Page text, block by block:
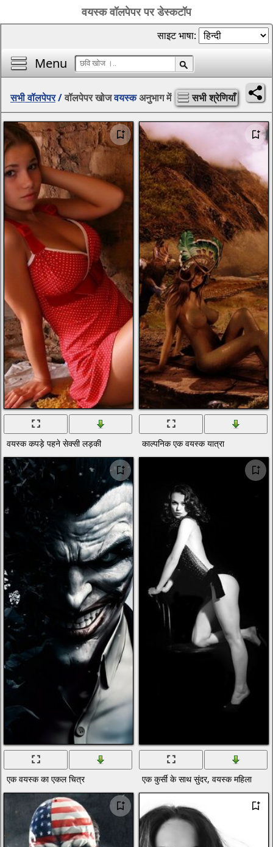
वयस्क वॉलपेपर पर डेस्कटॉप
Menu
साइट भाषा:
सभी वॉलपेपर/वॉलपेपर खोजवयस्कअनुभाग में सभी श्रेणियाँ
वयस्क कपड़े पहने सेक्सी लड़की काल्पनिक एक वयस्क यात्रा
एक वयस्क का एकल चित्र एक कुर्सी के साथ सुंदर, वयस्क महिला